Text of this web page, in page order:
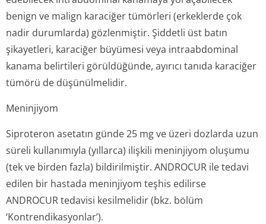
benign ve malign karaciğer tümörleri (erkeklerde çok
nadir durumlarda) gözlenmiştir. Şiddetli üst batın
şikayetleri, karaciğer büyümesi veya intraabdominal
kanama belirtileri görüldüğünde, ayırıcı tanıda karaciğer
tümörü de düşünülmelidir.
Meninjiyom
Siproteron asetatın günde 25 mg ve üzeri dozlarda uzun
süreli kullanımıyla (yıllarca) ilişkili meninjiyom oluşumu
(tek ve birden fazla) bildirilmiştir. ANDROCUR ile tedavi
edilen bir hastada meninjiyom teşhis edilirse
ANDROCUR tedavisi kesilmelidir (bkz. bölüm
‘Kontrendikasy­onlar’).